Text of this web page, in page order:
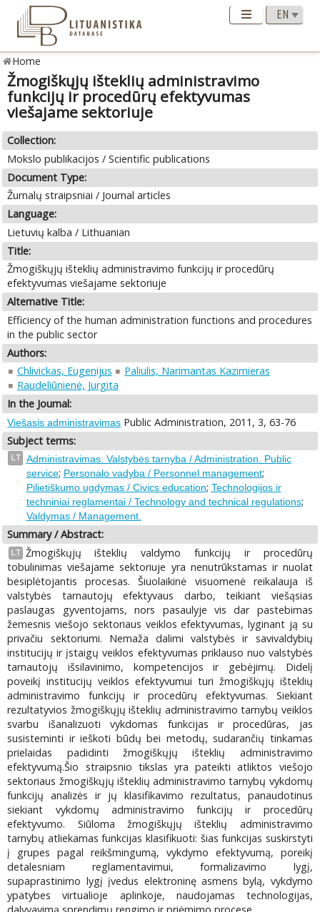
Home
Žmogiškųjų išteklių administravimo
funkcijų ir procedūrų efektyvumas
viešajame sektoriuje
Collection:
Mokslo publikacijos / Scientific publications
Document Type:
Žurnalų straipsniai / Journal articles
Language:
Lietuvių kalba / Lithuanian
Title:
Žmogiškųjų išteklių administravimo funkcijų ir procedūrų
efektyvumas viešajame sektoriuje
Alternative Title:
Efficiency of the human administration functions and procedures
in the public sector
Authors:
Chlivickas, Eugenijus
Paliulis, Narimantas Kazimieras
Raudeliūnienė, Jurgita
In the Journal:
Viešasis administravimas Public Administration, 2011, 3, 63-76
Subject terms:
LT
Administravimas. Valstybės tarnyba / Administration. Public
service; Personalo vadyba / Personnel management;
Pilietiškumo ugdymas / Civics education; Technologijos ir
techniniai reglamentai / Technology and technical regulations;
Valdymas / Management.
Summary / Abstract:
LT Žmogiškųjų išteklių valdymo funkcijų ir procedūrų
tobulinimas viešajame sektoriuje yra nenutrūkstamas ir nuolat
besiplėtojantis procesas. Šiuolaikinė visuomenė reikalauja iš
valstybės tarnautojų efektyvaus darbo, teikiant viešąsias
paslaugas gyventojams, nors pasaulyje vis dar pastebimas
žemesnis viešojo sektoriaus veiklos efektyvumas, lyginant ją su
privačiu sektoriumi. Nemaža dalimi valstybės ir savivaldybių
institucijų ir įstaigų veiklos efektyvumas priklauso nuo valstybės
tarnautojų išsilavinimo, kompetencijos ir gebėjimų. Didelį
poveikį institucijų veiklos efektyvumui turi žmogiškųjų išteklių
administravimo funkcijų ir procedūrų efektyvumas. Siekiant
rezultatyvios žmogiškųjų išteklių administravimo tarnybų veiklos
svarbu išanalizuoti vykdomas funkcijas ir procedūras, jas
susisteminti ir ieškoti būdų bei metodų, sudarančių tinkamas
prielaidas padidinti žmogiškųjų išteklių administravimo
efektyvumą.Šio straipsnio tikslas yra pateikti atliktos viešojo
sektoriaus žmogiškųjų išteklių administravimo tarnybų vykdomų
funkcijų analizės ir jų klasifikavimo rezultatus, panaudotinus
siekiant vykdomų administravimo funkcijų ir procedūrų
efektyvumo. Siūloma žmogiškųjų išteklių administravimo
tarnybų atliekamas funkcijas klasifikuoti: šias funkcijas suskirstyti
į grupes pagal reikšmingumą, vykdymo efektyvumą, poreikį
detalesniam reglamentavimui, formalizavimo lygį,
supaprastinimo lygį įvedus elektroninę asmens bylą, vykdymo
ypatybes virtualioje aplinkoje, naudojamas technologijas,